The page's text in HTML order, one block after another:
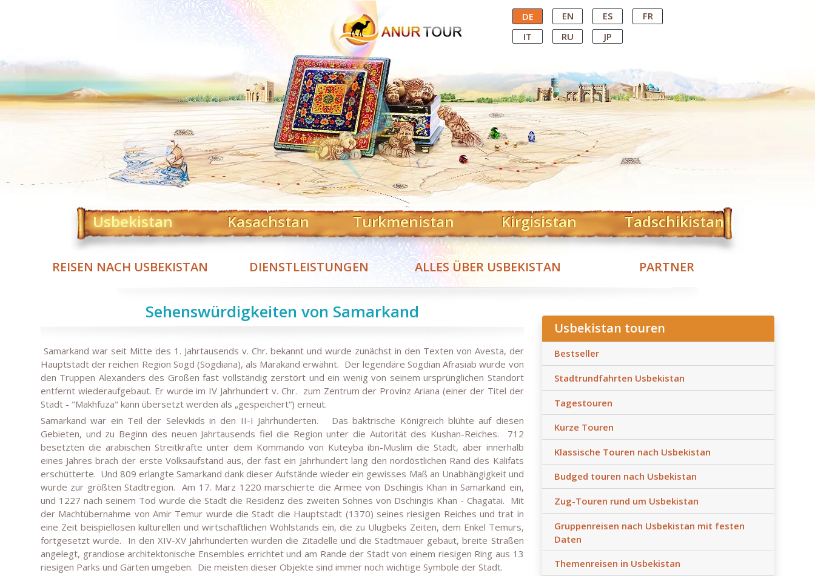
Central Asian Tour Operator DE EN ES
FR
IT
RU JP
Usbekistan Kasachstan Turkmenistan Kirgisistan Tadschikistan
REISEN NACH USBEKISTAN DIENSTLEISTUNGEN ALLES ÜBER USBEKISTAN PARTNER
Sehenswürdigkeiten von Samarkand
Samarkand war seit Mitte des 1. Jahrtausends v. Chr. bekannt und wurde zunächst in den Texten von Avesta, der
Hauptstadt der reichen Region Sogd (Sogdiana), als Marakand erwähnt. Der legendäre Sogdian Afrasiab wurde von
den Truppen Alexanders des Großen fast vollständig zerstört und ein wenig von seinem ursprünglichen Standort
entfernt wiederaufgebaut. Er wurde im IV Jahrhundert v. Chr. zum Zentrum der Provinz Ariana (einer der Titel der
Stadt - "Makhfuza" kann übersetzt werden als „gespeichert“) erneut.
Samarkand war ein Teil der Selevkids in den II-I Jahrhunderten.
Das baktrische Königreich blühte auf diesen
Gebieten, und zu Beginn des neuen Jahrtausends fiel die Region unter die Autorität des Kushan-Reiches.
712
besetzten die arabischen Streitkräfte unter dem Kommando von Kuteyba ibn-Muslim die Stadt, aber innerhalb
eines Jahres brach der erste Volksaufstand aus, der fast ein Jahrhundert lang den nordöstlichen Rand des Kalifats
erschütterte. Und 809 erlangte Samarkand dank dieser Aufstände wieder ein gewisses Maß an Unabhängigkeit und
wurde zur größten Stadtregion.
Am 17. März 1220 marschierte die Armee von Dschingis Khan in Samarkand ein,
und 1227 nach seinem Tod wurde die Stadt die Residenz des zweiten Sohnes von Dschingis Khan - Chagatai. Mit
der Machtübernahme von Amir Temur wurde die Stadt die Hauptstadt (1370) seines riesigen Reiches und trat in
eine Zeit beispiellosen kulturellen und wirtschaftlichen Wohlstands ein, die zu Ulugbeks Zeiten, dem Enkel Temurs,
fortgesetzt wurde.
In den XIV-XV Jahrhunderten wurden die Zitadelle und die Stadtmauer gebaut, breite Straßen
angelegt, grandiose architektonische Ensembles errichtet und am Rande der Stadt von einem riesigen Ring aus 13
riesigen Parks und Gärten umgeben. Die meisten dieser Objekte sind immer noch wichtige Symbole der Stadt.
Usbekistan touren
Bestseller
Stadtrundfahrten Usbekistan
Tagestouren
Kurze Touren
Klassische Touren nach Usbekistan
Budged touren nach Usbekistan
Zug-Touren rund um Usbekistan
Gruppenreisen nach Usbekistan mit festen
Daten
Themenreisen in Usbekistan